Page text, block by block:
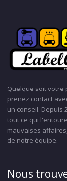
Quelque soit votre
prenez contact
un conseil. Depuis
tout ce qui
mauvaises
de notre équipe.
Nous